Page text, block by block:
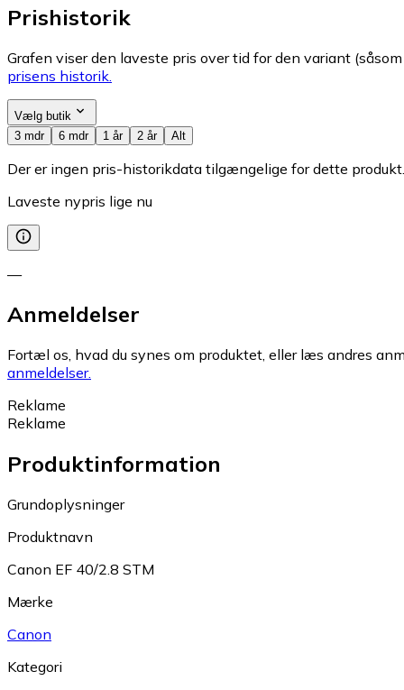
Prishistorik
Grafen viser den laveste pris over tid for den variant
prisens historik.
Vælg butik
3 mdr
6 mdr 1 år 2 år Alt
Der er ingen pris-historikdata tilgængelige for dette produkt.
Laveste nypris lige nu
—
Anmeldelser
Fortæl os, hvad du synes om produktet, eller læs andres
anmeldelser.
Reklame
Reklame
Produktinformation
Grundoplysninger
Produktnavn
Canon EF 40/2.8 STM
Mærke
Canon
Kategori